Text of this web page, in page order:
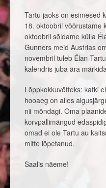
Tartu jaoks on esimesed
18. oktoobril võõrustame
oktoobril sõidame külla
Gunners meid Austrias
novembril tuleb Élan
kalendris juba ära
Lõppkokkuvõtteks: katki
hooaeg on alles
nii mõndagi. Oma
korvpallimängud
omad ei ole Tartu au
mitte lõpetanud.
Saalis näeme!